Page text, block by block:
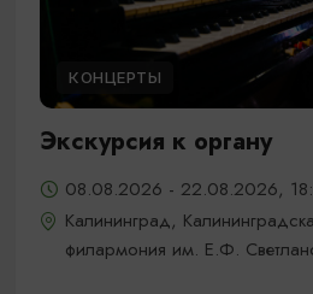
КОНЦЕРТЫ
Экскурсия к органу
08.08.2026 - 22.08.2026,
Калининград,
филармония им. Е.Ф.